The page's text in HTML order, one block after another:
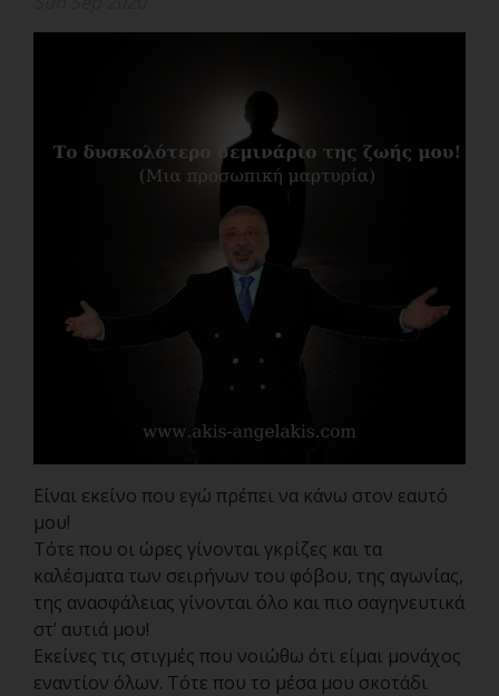
Είναι εκείνο που εγώ πρέπει να κάνω στον εαυτό
μου!
Τότε που οι ώρες γίνονται γκρίζες και τα
καλέσματα των σειρήνων του φόβου, της αγωνίας,
της ανασφάλειας γίνονται όλο και πιο σαγηνευτικά
στ’ αυτιά μου!
Εκείνες τις στιγμές που νοιώθω ότι είμαι μονάχος
εναντίον όλων. Τότε που το μέσα μου σκοτάδι